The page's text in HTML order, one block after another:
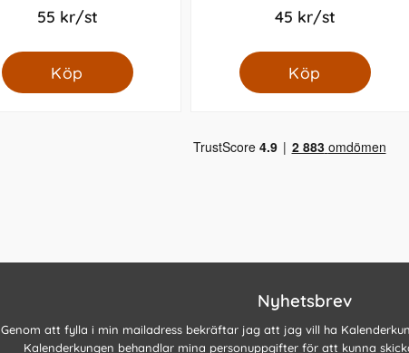
55 kr/st
Köp
45 kr/st
Köp
Nyhetsbrev
Genom att fylla i min mailadress bekräftar jag att jag vill ha
Kalenderkungen behandlar mina personuppgifter för att kunna